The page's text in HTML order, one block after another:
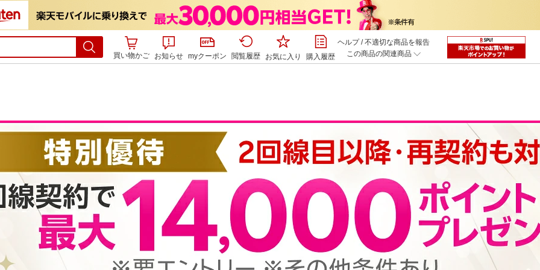
買い物かご お知らせ myクーポン 閲覧履歴 お気に入り 購入履歴
ヘルプ/不適切な商品を報告
この商品の関連商品